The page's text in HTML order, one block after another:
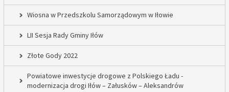
Wiosna w Przedszkolu Samorządowym w Iłowie
LII Sesja Rady Gminy Iłów
Złote Gody 2022
Powiatowe inwestycje drogowe z Polskiego Ładu -
modernizacja drogi Iłów – Załusków – Aleksandrów